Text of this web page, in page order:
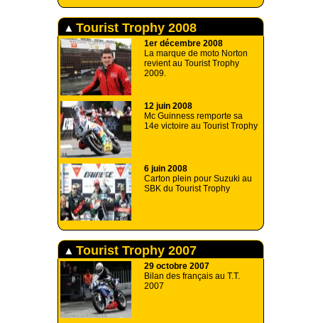
Tourist Trophy 2008
1er décembre 2008
La marque de moto Norton
revient au Tourist Trophy
2009.
12 juin 2008
Mc Guinness remporte sa
14e victoire au Tourist Trophy
6 juin 2008
Carton plein pour Suzuki au
SBK du Tourist Trophy
Tourist Trophy 2007
29 octobre 2007
Bilan des français au T.T.
2007